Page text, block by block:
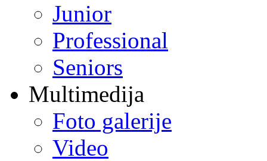
Junior
Professional
Seniors
Multimedija
Foto galerije
Video